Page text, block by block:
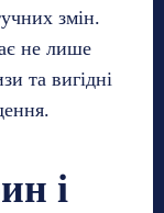
змін.
не лише
та вигідні
і